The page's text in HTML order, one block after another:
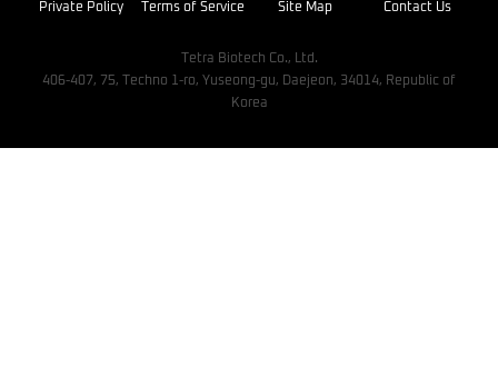
Private Policy Terms of Service Site Map Contact Us
Tetra Biotech Co., Ltd.
406-407, 75, Techno 1-ro, Yuseong-gu, Daejeon, 34014, Republic of
Korea